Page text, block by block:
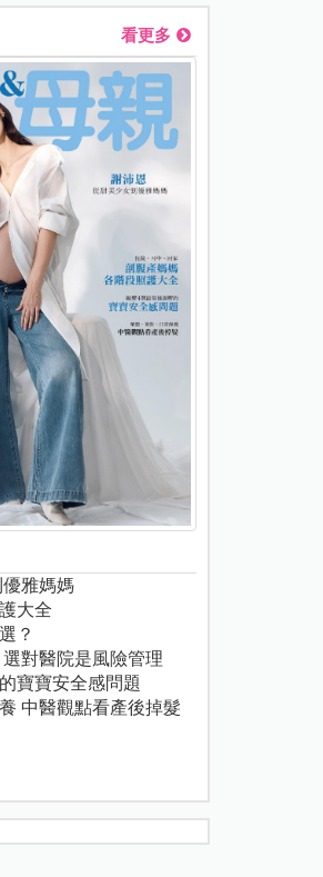
看更多
雅媽媽
大全
？
對醫院是風險管理
寶寶安全感問題
中醫觀點看產後掉髮